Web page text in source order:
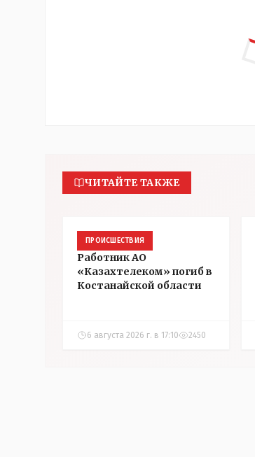
ЧИТАЙТЕ ТАКЖЕ
ПРОИСШЕСТВИЯ
Работник АО
«Казахтелеком» погиб в
Костанайской области
6 августа 2026 г. в 17:10 2450